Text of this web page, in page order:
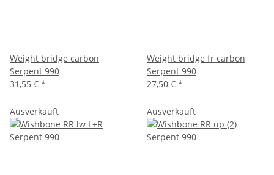
Weight bridge carbon
Serpent 990
31,55 € *
Weight bridge fr carbon
Serpent 990
27,50 € *
Ausverkauft Ausverkauft